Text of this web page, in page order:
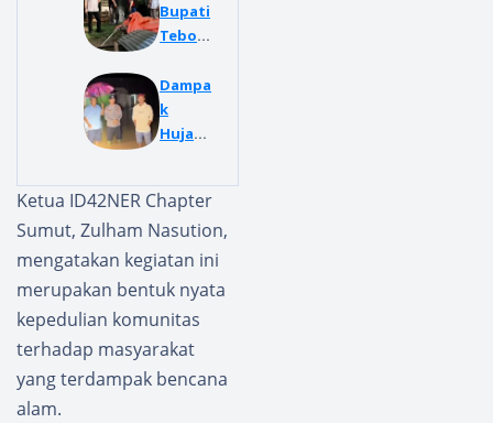
Bupati
Tebo
an
Bantua
n
Korban
Bencan
a
Angin
Puting
Beliun
g
Dampa
k
Hujan
di Way
Kanan,
Banjir
Banda
ng
Terjan
g
Kampu
ng
Ketua ID42NER Chapter
Sumut, Zulham Nasution,
mengatakan kegiatan ini
merupakan bentuk nyata
kepedulian komunitas
terhadap masyarakat
yang terdampak bencana
alam.